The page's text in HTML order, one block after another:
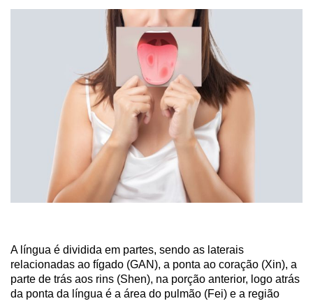
A língua é dividida em partes, sendo as laterais
relacionadas ao fígado (GAN), a ponta ao coração (Xin), a
parte de trás aos rins (Shen), na porção anterior, logo atrás
da ponta da língua é a área do pulmão (Fei) e a região